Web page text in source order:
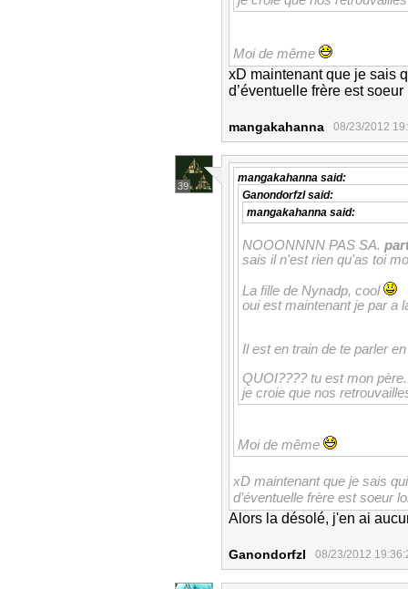
Moi de même
xD maintenant que je sais
d’éventuelle frère est soeur
mangakahanna 08/23/2012
39
mangakahanna said:
Ganondorfzlsaid:
mangakahanna said:
NOOONNNN PAS SA.
sais il n'est rien qu'as toi
La fille de Nynadp, cool
oui est maintenant je par a
Il est en train de te parler
QUOI???? tu est mon
je croie que nos
Moi de même
xD maintenant que je sais
d’éventuelle frère est soeur
Alors la désolé, j'en ai
Ganondorfzl 08/23/2012